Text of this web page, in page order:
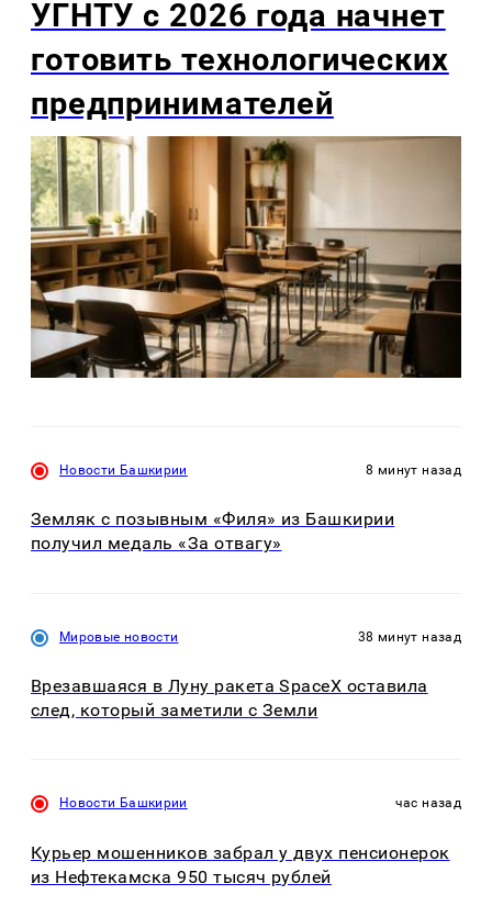
УГНТУ с 2026 года начнет
готовить технологических
предпринимателей
Новости Башкирии 8 минут назад
Земляк с позывным «Филя» из Башкирии
получил медаль «За отвагу»
Мировые новости 38 минут назад
Врезавшаяся в Луну ракета SpaceX оставила
след, который заметили с Земли
Новости Башкирии час назад
Курьер мошенников забрал у двух пенсионерок
из Нефтекамска 950 тысяч рублей